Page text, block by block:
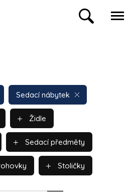
Sedací nábytek
Židle
Sedací předměty
Stoličky